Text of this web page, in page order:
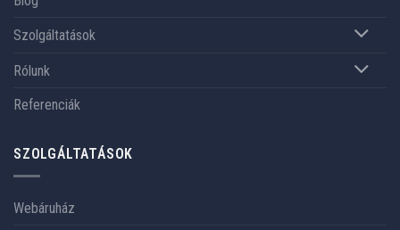
Szolgáltatások
Rólunk
Referenciák
SZOLGÁLTATÁSOK
Webáruház